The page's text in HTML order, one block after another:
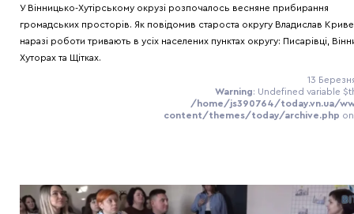
У Вінницько-Хутірському окрузі розпочалось весняне прибирання
громадських просторів. Як повідомив староста округу Владислав
наразі роботи тривають в усіх населених пунктах округу: Писарівці,
Хуторах та Щітках.
13
Warning: Undefined variable
/home/js390764/today.vn.ua/
content/themes/today/archive.php